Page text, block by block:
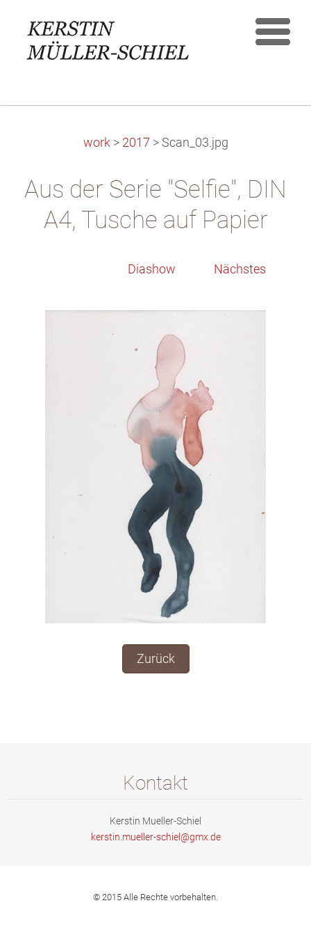
work > 2017 > Scan_03.jpg
Aus der Serie "Selfie", DIN
A4, Tusche auf Papier
Diashow Nächstes
Zurück
Kontakt
Kerstin Mueller-Schiel
kerstin. mueller-schiel@gmx.de
© 2015 Alle Rechte vorbehalten.